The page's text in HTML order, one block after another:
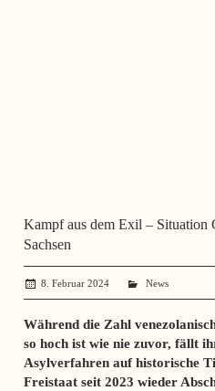
Kampf aus dem Exil – Situation
Sachsen
8. Februar 2024 administrator
News
Während die Zahl
so hoch ist wie nie zuvor, fällt
Asylverfahren auf historische
Freistaat seit 2023 wieder